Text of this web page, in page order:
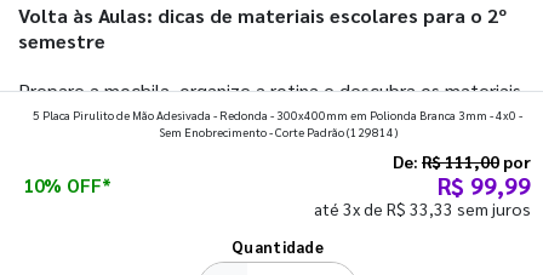
Volta às Aulas: dicas de materiais escolares para o 2º
semestre
Prepare a mochila, organize a rotina e descubra os materiais
que fazem toda diferença para começar o segundo
5 Placa Pirulito de Mão Adesivada - Redonda - 300x400mm em Polionda Branca 3mm - 4x0 -
Sem Enobrecimento - Corte Padrão(129814)
10% OFF*
De: R$ 111,00 por
R$ 99,99
até 3x de R$ 33,33 sem juros
Quantidade